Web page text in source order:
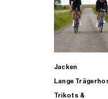
Jacken
Lange
Trikots &
ALLE